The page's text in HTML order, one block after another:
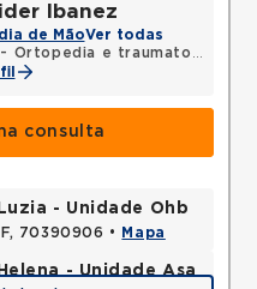
Ibanez
de MãoVer todas
e traumatologia
consulta
- Unidade Ohb
70390906 • Mapa
- Unidade Asa